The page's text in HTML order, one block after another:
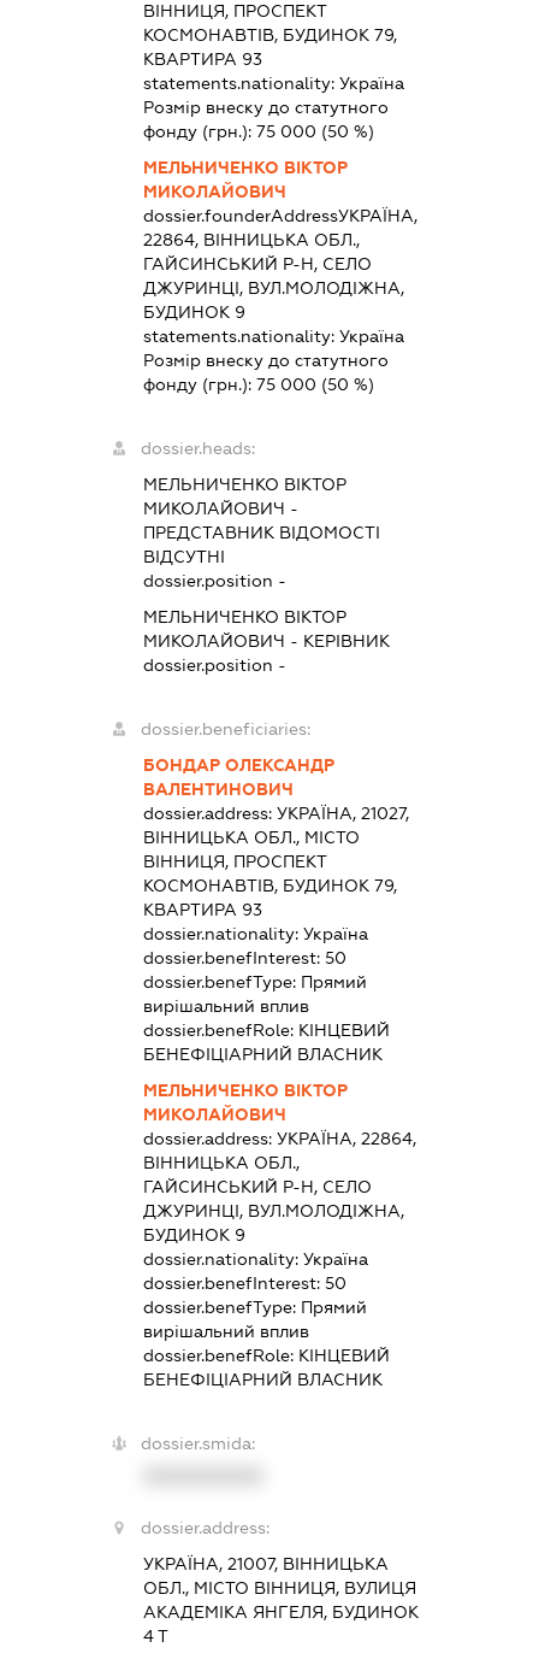
ВІННИЦЯ, ПРОСПЕКТ
КОСМОНАВТІВ, БУДИНОК 79,
КВАРТИРА 93
statements.nationality:Україна
Розмір внеску до статутного
фонду (грн.):75 000 (50 %)
МЕЛЬНИЧЕНКО ВІКТОР
МИКОЛАЙОВИЧ
dossier.founderAddressУКРАЇНА,
22864, ВІННИЦЬКА ОБЛ.,
ГАЙСИНСЬКИЙ Р-Н, СЕЛО
ДЖУРИНЦІ, ВУЛ.МОЛОДІЖНА,
БУДИНОК 9
statements.nationality:Україна
Розмір внеску до статутного
фонду (грн.):75 000 (50 %)
dossier.heads:
МЕЛЬНИЧЕНКО ВІКТОР
МИКОЛАЙОВИЧ -
ПРЕДСТАВНИК ВІДОМОСТІ
ВІДСУТНІ
dossier.position -
МЕЛЬНИЧЕНКО ВІКТОР
МИКОЛАЙОВИЧ - КЕРІВНИК
dossier.position -
dossier.beneficiaries:
БОНДАР ОЛЕКСАНДР
ВАЛЕНТИНОВИЧ
dossier.address:УКРАЇНА, 21027,
ВІННИЦЬКА ОБЛ., МІСТО
ВІННИЦЯ, ПРОСПЕКТ
КОСМОНАВТІВ, БУДИНОК 79,
КВАРТИРА 93
dossier.nationality:Україна
dossier.benefInterest:50
dossier.benefType: Прямий
вирішальний вплив
dossier.benefRole: КІНЦЕВИЙ
БЕНЕФІЦІАРНИЙ ВЛАСНИК
МЕЛЬНИЧЕНКО ВІКТОР
МИКОЛАЙОВИЧ
dossier.address:УКРАЇНА, 22864,
ВІННИЦЬКА ОБЛ.,
ГАЙСИНСЬКИЙ Р-Н, СЕЛО
ДЖУРИНЦІ, ВУЛ.МОЛОДІЖНА,
БУДИНОК 9
dossier.nationality:Україна
dossier.benefInterest:50
dossier.benefType: Прямий
вирішальний вплив
dossier.benefRole: КІНЦЕВИЙ
БЕНЕФІЦІАРНИЙ ВЛАСНИК
dossier.smida:
dossier.address:
УКРАЇНА, 21007, ВІННИЦЬКА
ОБЛ., МІСТО ВІННИЦЯ, ВУЛИЦЯ
АКАДЕМІКА ЯНГЕЛЯ, БУДИНОК
4 Т